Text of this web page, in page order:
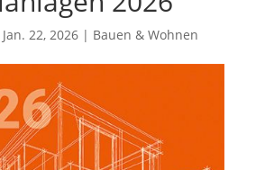
Jan. 22, 2026| Bauen & Wohnen